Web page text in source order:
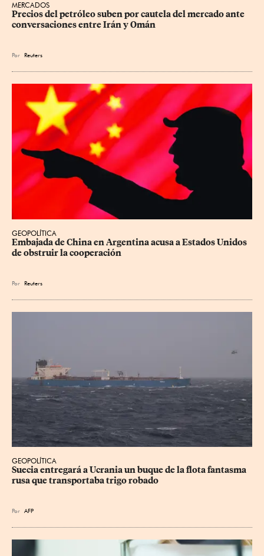
MERCADOS
Precios ⁠del petróleo suben por cautela del mercado ante
conversaciones entre Irán y Omán
Por Reuters
GEOPOLÍTICA
Embajada de China en Argentina acusa a Estados Unidos
de obstruir la cooperación
Por Reuters
GEOPOLÍTICA
Suecia entregará a Ucrania un buque de la flota fantasma
rusa que transportaba trigo robado
Por AFP